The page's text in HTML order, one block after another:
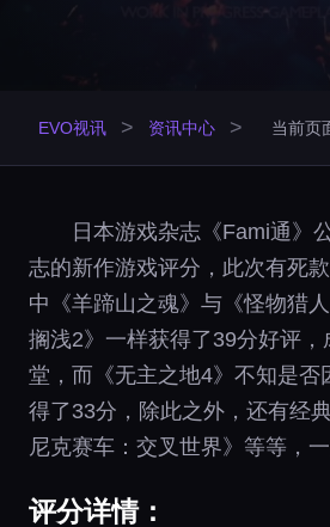
EVO视讯 > 资讯中心 > 当前页
日本游戏杂志《Fami通》
志的新作游戏评分，此次有死
中《羊蹄山之魂》与《怪物猎
搁浅2》一样获得了39分好评
堂，而《无主之地4》不知是否
得了33分，除此之外，还有经
尼克赛车：交叉世界》等等，
评分详情：